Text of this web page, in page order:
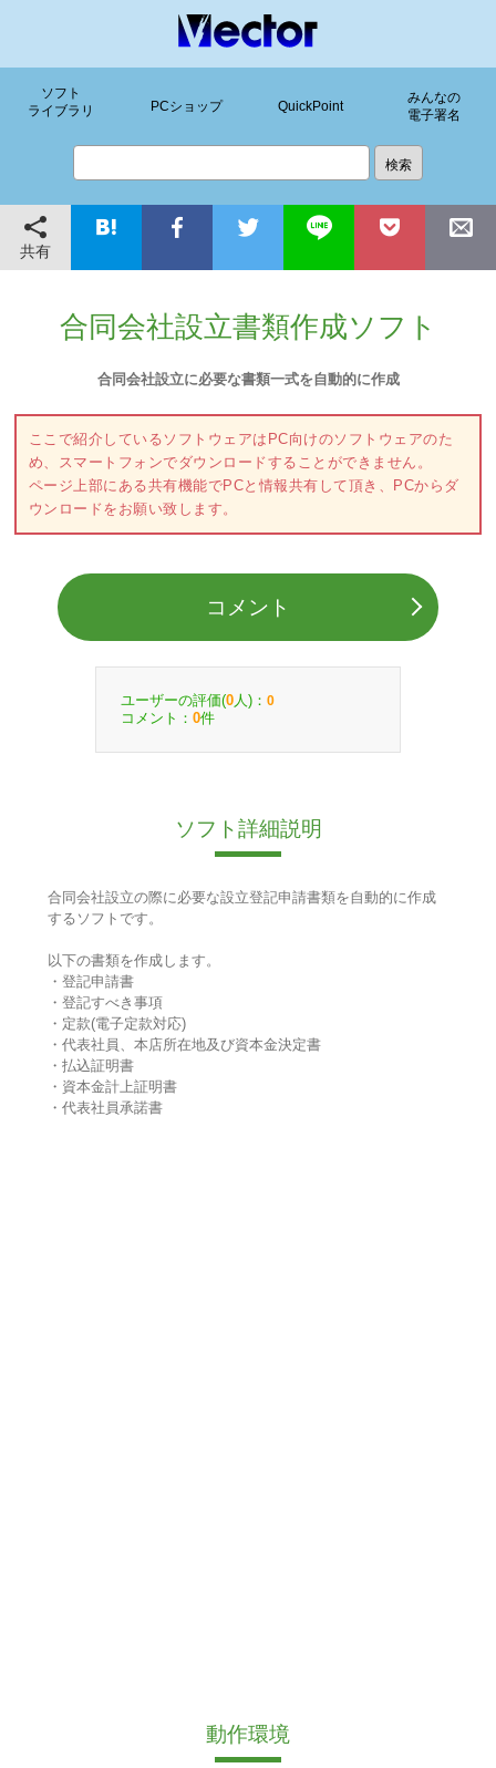
ソフト
ライブラリ
PCショップ QuickPoint
みんなの
電子署名
共有
合同会社設立書類作成ソフト
合同会社設立に必要な書類一式を自動的に作成
ここで紹介しているソフトウェアはPC向けのソフトウェアのた
め、スマートフォンでダウンロードすることができません。
ページ上部にある共有機能でPCと情報共有して頂き、PCからダ
ウンロードをお願い致します。
コメント
ユーザーの評価(0 人)： 0
コメント： 0件
ソフト詳細説明
合同会社設立の際に必要な設立登記申請書類を自動的に作成
するソフトです。
以下の書類を作成します。
・登記申請書
・登記すべき事項
・定款(電子定款対応)
・代表社員、本店所在地及び資本金決定書
・払込証明書
・資本金計上証明書
・代表社員承諾書
動作環境